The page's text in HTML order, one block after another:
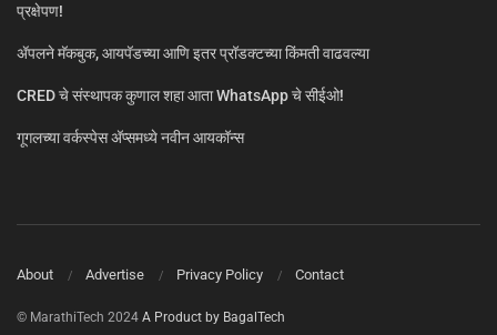
प्रक्षेपण!
ॲपलने मॅकबुक, आयपॅडच्या आणि इतर प्रॉडक्टच्या किंमती वाढवल्या
CRED चे संस्थापक कुणाल शहा आता WhatsApp चे सीईओ!
गूगलच्या वर्कस्पेस अ‍ॅप्समध्ये नवीन आयकॉन्स
About Advertise Privacy Policy Contact
© MarathiTech 2024 A Product by BagalTech